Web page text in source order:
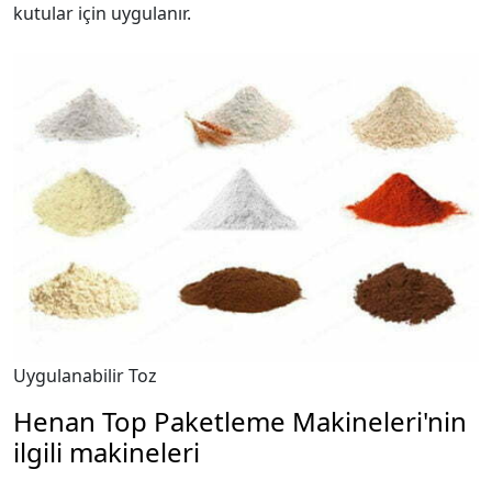
kutular için uygulanır.
Uygulanabilir Toz
Henan Top Paketleme Makineleri'nin
ilgili makineleri